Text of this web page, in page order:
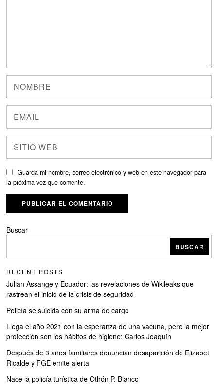
Guarda mi nombre, correo electrónico y web en este navegador para
la próxima vez que comente.
Buscar
BUSCAR
RECENT POSTS
Julian Assange y Ecuador: las revelaciones de Wikileaks que
rastrean el inicio de la crisis de seguridad
Policía se suicida con su arma de cargo
Llega el año 2021 con la esperanza de una vacuna, pero la mejor
protección son los hábitos de higiene: Carlos Joaquín
Después de 3 años familiares denuncian desaparición de Elizabet
Ricalde y FGE emite alerta
Nace la policía turística de Othón P. Blanco